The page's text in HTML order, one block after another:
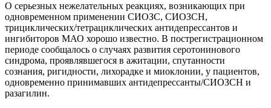
О серьезных нежелательных реакциях, возникающих при
одновременном применении СИОЗС, СИОЗСН,
трициклических/тетрациклических антидепрессантов и
ингибиторов МАО хорошо известно. В пострегистрационном
периоде сообщалось о случаях развития серотонинового
синдрома, проявлявшегося в ажитации, спутанности
сознания, ригидности, лихорадке и миоклонии, у пациентов,
одновременно принимавших антидепрессанты/СИОЗСН и
разагилин.